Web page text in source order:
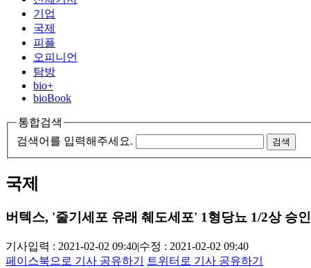
기업
국제
피플
오피니언
탐방
bio+
bioBook
통합검색
검색어를 입력해주세요.
검색
국제
버텍스, '줄기세포 유래 췌도세포' 1형당뇨 1/2상 승인
기사입력 : 2021-02-02 09:40|수정 : 2021-02-02 09:40
페이스북으로 기사 공유하기
트위터로 기사 공유하기